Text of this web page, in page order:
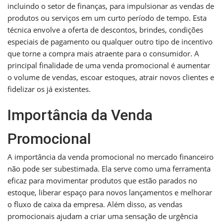
incluindo o setor de finanças, para impulsionar as vendas de
produtos ou serviços em um curto período de tempo. Esta
técnica envolve a oferta de descontos, brindes, condições
especiais de pagamento ou qualquer outro tipo de incentivo
que torne a compra mais atraente para o consumidor. A
principal finalidade de uma venda promocional é aumentar
o volume de vendas, escoar estoques, atrair novos clientes e
fidelizar os já existentes.
Importância da Venda
Promocional
A importância da venda promocional no mercado financeiro
não pode ser subestimada. Ela serve como uma ferramenta
eficaz para movimentar produtos que estão parados no
estoque, liberar espaço para novos lançamentos e melhorar
o fluxo de caixa da empresa. Além disso, as vendas
promocionais ajudam a criar uma sensação de urgência